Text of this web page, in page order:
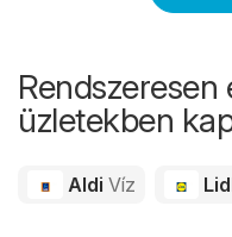
Rendszeresen
üzletekben
Aldi Víz